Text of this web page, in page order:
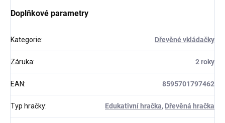
Doplňkové parametry
Kategorie: Dřevěné vkládačky
Záruka: 2 roky
EAN: 8595701797462
Typ hračky: Edukativní hračka, Dřevěná hračka